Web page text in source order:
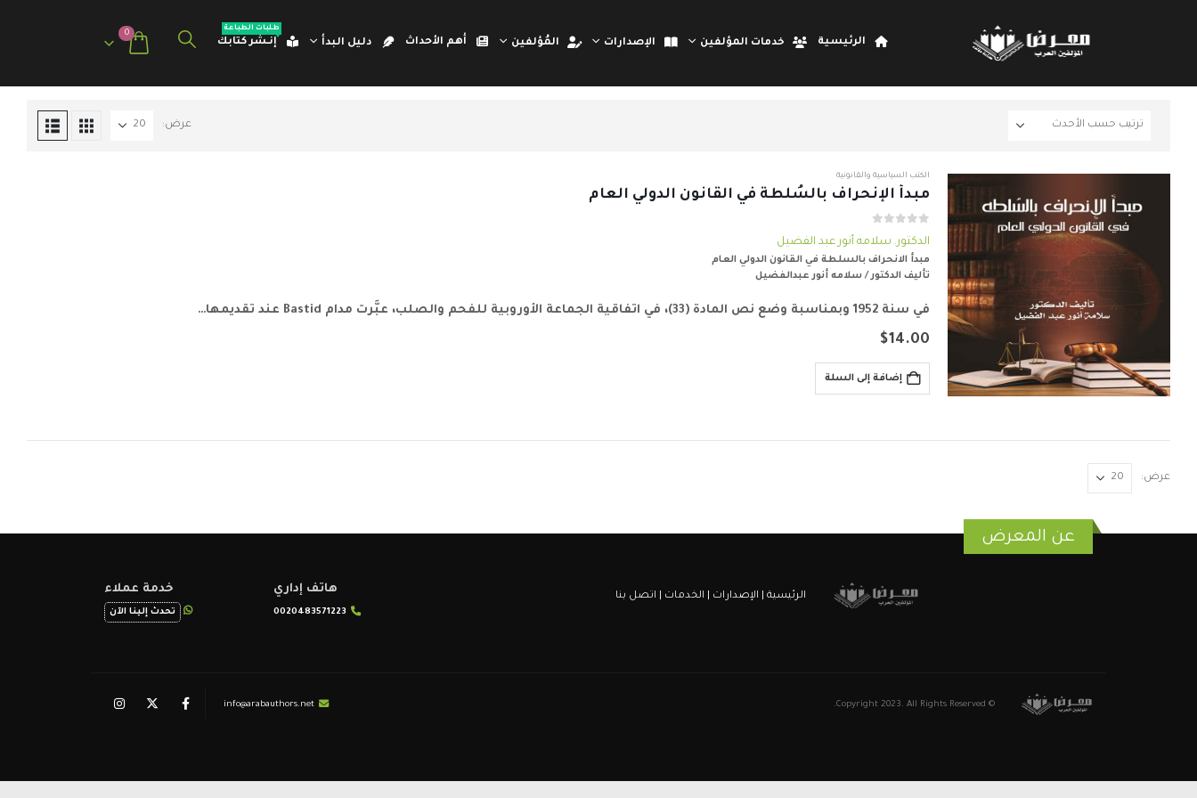
الرئيسية خدمات المؤلفين الإصدارات المُؤلفين أهم الأحداث دليل البدأ إنـشر كتابك
طلبات الطباعة 0
عرض:
الكتب السياسية والقانونية
مبدأ الإنحراف بالسُلطة في القانون الدولي العام
الدكتور. سلامه أنور عبد الفضيل
مبدأ الانحراف بالسلطة في القانون الدولي العام
تأليف الدكتور / سلامه أنور عبدالفضيل
في سنة 1952 وبمناسبة وضع نص المادة (33)، في اتفاقية الجماعة الأوروبية للفحم والصلب، عبَّرت مدام Bastid عند تقديمها…
$14.00
إضافة إلى السلة
عرض:
عن المعرض
الرئيسية الإصدارات الخدمات اتصل بنا
هاتف إداري
0020483571223
خدمة عملاء
تحدث إلينا الآن
© Copyright 2023. All Rights Reserved.
info@arabauthors.net